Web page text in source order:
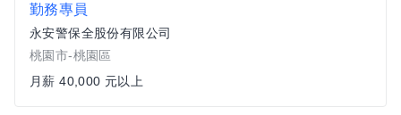
勤務專員
永安警保全股份有限公司
桃園市-桃園區
月薪 40,000 元以上